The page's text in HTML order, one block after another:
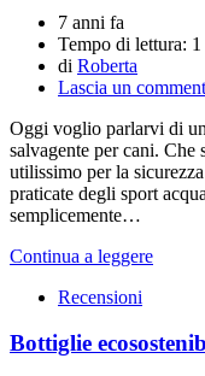
7 anni fa
Tempo di lettura:
di Roberta
Lascia un
Oggi voglio parlarvi di
salvagente per cani. Che
utilissimo per la
praticate degli sport
semplicemente…
Continua a leggere
Recensioni
Bottiglie